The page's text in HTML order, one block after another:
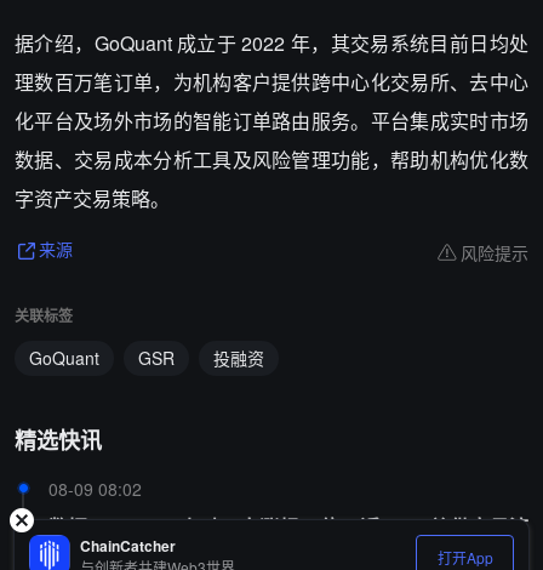
据介绍，GoQuant 成立于 2022 年，其交易系统目前日均处
理数百万笔订单，为机构客户提供跨中心化交易所、去中心
化平台及场外市场的智能订单路由服务。平台集成实时市场
数据、交易成本分析工具及风险管理功能，帮助机构优化数
字资产交易策略。
来源 风险提示
关联标签
GoQuant GSR 投融资
精选快讯
08-09 08:02
数据：TUT 24 小时一度涨超 6 倍，近 20% 总供应量流
入 Bitget
ChainCatcher 打开App